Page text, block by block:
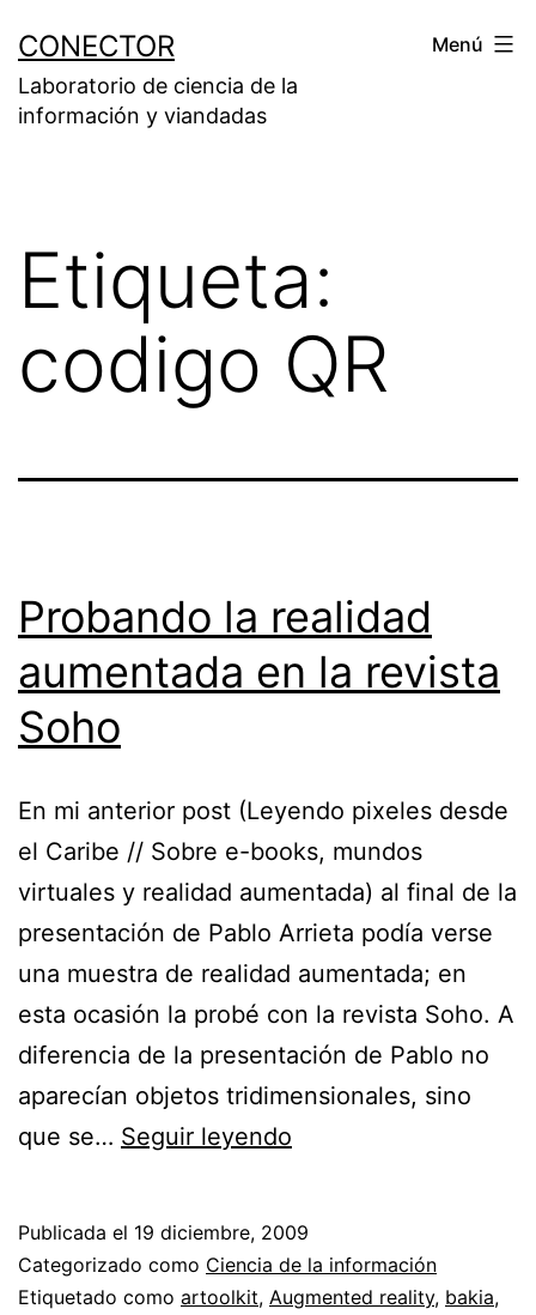
contenido
CONECTOR
Laboratorio de ciencia de la
información y viandadas
Menú
Etiqueta:
codigo QR
Probando la realidad
aumentada en la revista
Soho
En mi anterior post (Leyendo pixeles desde
el Caribe // Sobre e-books, mundos
virtuales y realidad aumentada) al final de la
presentación de Pablo Arrieta podía verse
una muestra de realidad aumentada; en
esta ocasión la probé con la revista Soho. A
diferencia de la presentación de Pablo no
aparecían objetos tridimensionales, sino
que se… Seguir leyendo
aumentada
en
Publicada el 19 diciembre, 2009
Categorizado como Ciencia de la información
Etiquetado como artoolkit, Augmented reality, bakia,